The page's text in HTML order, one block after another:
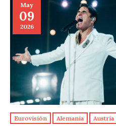
May
09
2026
Eurovisión Alemania Austria